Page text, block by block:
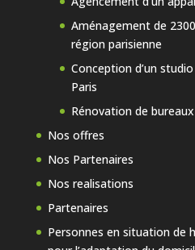
Aménagement de
région parisienne
Conception d’un
Paris
Rénovation de
Nos offres
Nos Partenaires
Nos realisations
Partenaires
Personnes en situation de